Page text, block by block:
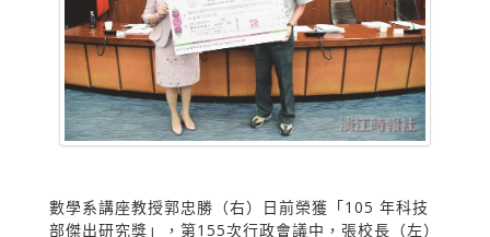
數學系講座教授郭忠勝（右）日前榮獲「105 年科技
部傑出研究獎」，第155次行政會議中，張校長（左）